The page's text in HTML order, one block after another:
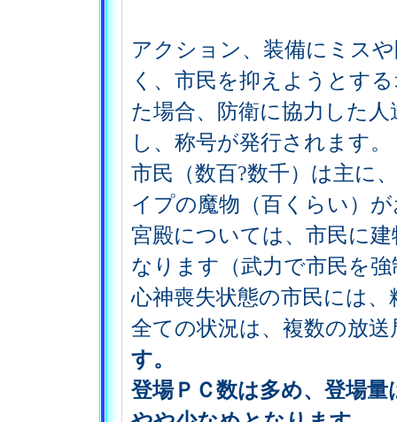
アクション、装備にミス
く、市民を抑えようとす
た場合、防衛に協力した
し、称号が発行されます。
市民（数百?数千）は主に
イプの魔物（百くらい）
宮殿については、市民に
なります（武力で市民を強
心神喪失状態の市民には
全ての状況は、複数の放送
す。
登場ＰＣ数は多め、登場